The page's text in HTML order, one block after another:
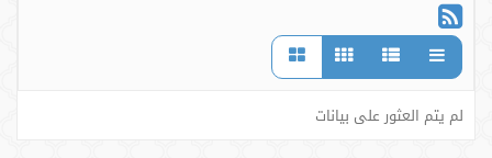
لم يتم العثور على بيانات